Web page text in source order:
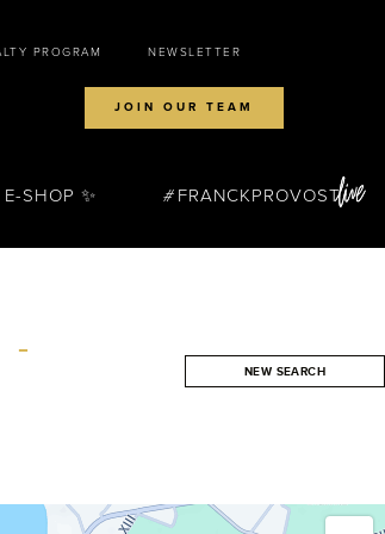
-
NEW SEARCH
PROGRAM NEWSLETTER
JOIN OUR TEAM
E-SHOP ✨ FRANCKPROVOST